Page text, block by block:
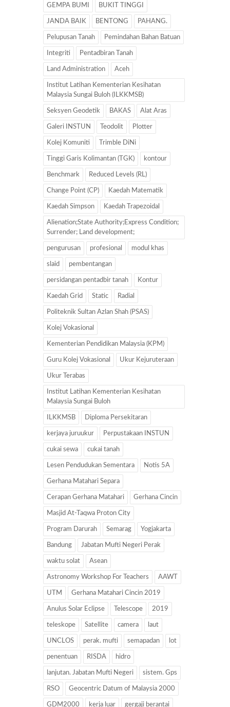
GEMPA BUMI BUKIT TINGGI
JANDA BAIK BENTONG PAHANG.
Pelupusan Tanah Pemindahan Bahan Batuan
Integriti Pentadbiran Tanah
Land Administration Aceh
Institut Latihan Kementerian Kesihatan
Malaysia Sungai Buloh (ILKKMSB)
Seksyen Geodetik BAKAS Alat Aras
Galeri INSTUN Teodolit Plotter
Kolej Komuniti Trimble DiNi
Tinggi Garis Kolimantan (TGK) kontour
Benchmark Reduced Levels (RL)
Change Point (CP) Kaedah Matematik
Kaedah Simpson Kaedah Trapezoidal
Alienation;State Authority;Express Condition;
Surrender; Land development;
pengurusan profesional modul khas
slaid pembentangan
persidangan pentadbir tanah Kontur
Kaedah Grid Static Radial
Politeknik Sultan Azlan Shah (PSAS)
Kolej Vokasional
Kementerian Pendidikan Malaysia (KPM)
Guru Kolej Vokasional Ukur Kejuruteraan
Ukur Terabas
Institut Latihan Kementerian Kesihatan
Malaysia Sungai Buloh
ILKKMSB Diploma Persekitaran
kerjaya juruukur Perpustakaan INSTUN
cukai sewa cukai tanah
Lesen Pendudukan Sementara Notis 5A
Gerhana Matahari Separa
Cerapan Gerhana Matahari Gerhana Cincin
Masjid At-Taqwa Proton City
Program Darurah Semarag Yogjakarta
Bandung Jabatan Mufti Negeri Perak
waktu solat Asean
Astronomy Workshop For Teachers AAWT
UTM Gerhana Matahari Cincin 2019
Anulus Solar Eclipse Telescope 2019
teleskope Satellite camera laut
UNCLOS perak. mufti semapadan lot
penentuan RISDA hidro
lanjutan. Jabatan Mufti Negeri sistem. Gps
RSO Geocentric Datum of Malaysia 2000
GDM2000 kerja luar gergaji berantai